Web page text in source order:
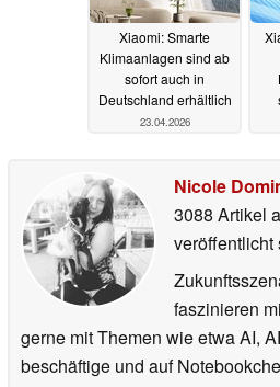
Xiaomi: Smarte
Klimaanlagen sind ab
sofort auch in
Deutschland erhältlich
23.04.2026
Nicole
3088 Artikel
veröffentlicht
faszinieren
gerne mit Themen wie etwa AI,
beschäftige und auf